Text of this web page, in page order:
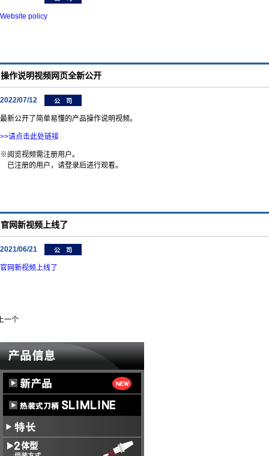
Website policy
操作说明视频网页全新公开
2022/07/12 公 司
最新公开了简单易懂的产品操作说明视频。
>>请点击此处链接
※阅览视频需注册用户。
已注册的用户，请登录后进行观看。
官网新视频上线了
2021/06/21 公 司
官网新视频上线了
一个